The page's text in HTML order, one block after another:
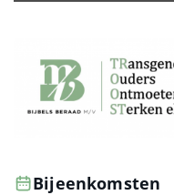
Bijeenkomsten